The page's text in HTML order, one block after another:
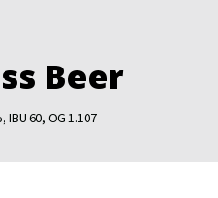
Beer
IBU 60, OG 1.107